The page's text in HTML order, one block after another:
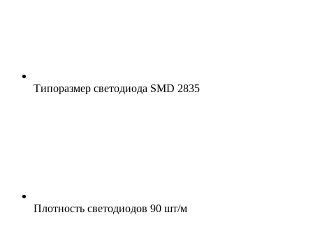
Типоразмер светодиода SMD 2835
Плотность светодиодов 90 шт/м